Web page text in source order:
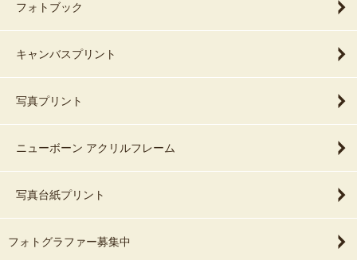
フォトブック
キャンバスプリント
写真プリント
ニューボーン アクリルフレーム
写真台紙プリント
フォトグラファー募集中